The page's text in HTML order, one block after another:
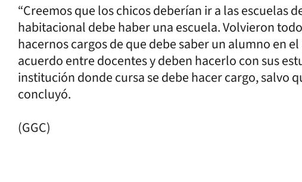
“Creemos que los chicos deberían ir a las escuelas
habitacional debe haber una escuela. Volvieron
hacernos cargos de que debe saber un alumno en
acuerdo entre docentes y deben hacerlo con sus
institución donde cursa se debe hacer cargo, salvo
concluyó.
(GGC)